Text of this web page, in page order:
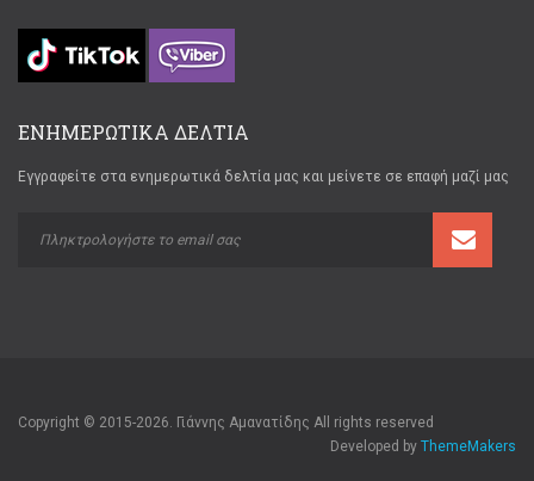
ΕΝΗΜΕΡΩΤΙΚΑ ΔΕΛΤΙΑ
Εγγραφείτε στα ενημερωτικά δελτία μας και μείνετε σε επαφή μαζί μας
Copyright © 2015-2026. Γιάννης Αμανατίδης All rights reserved
Developed by ThemeMakers